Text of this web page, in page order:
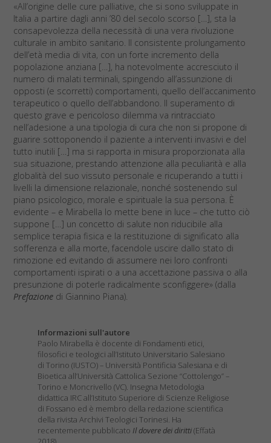
«All’origine delle cure palliative, che si sono sviluppate in
Italia a partire dagli anni ’80 del secolo scorso […], sta la
consapevolezza della necessità di una vera rivoluzione
culturale in ambito sanitario. Il consistente prolungamento
dell’età media di vita, con un forte incremento della
popolazione anziana […], ha notevolmente accresciuto il
numero di malati terminali, spingendo all’assunzione di
opposti (e scorretti) comportamenti, quello dell’accanimento
terapeutico o quello dell’abbandono. Il superamento di
questo grave e pericoloso dilemma va rintracciato
nell’adesione a una tipologia di cura che non si propone di
guarire sottoponendo il paziente a interventi invasivi e del
tutto inutili […] ma si rapporta in misura proporzionata alla
sua situazione, prestando attenzione alla peculiarità e alla
globalità del suo vissuto personale e ricuperando a tutti i
livelli la dimensione relazionale, nonché sostenendo sul
piano psicologico, morale e spirituale la sua persona. È
evidente – e Mirabella lo mette bene in luce – che tutto ciò
suppone […] un concetto di salute non riducibile alla
semplice terapia fisica e la restituzione di significato alla
sofferenza e alla morte, facendole uscire dallo stato di
rimozione ed evitando di assumere nei loro confronti
comportamenti ispirati o a una accettazione passiva o alla
presunzione di poterle radicalmente sconfiggere» (dalla
Prefazione di Giannino Piana).
Informazioni sull'autore
Paolo Mirabella è docente di Fondamenti etici,
filosofici e teologici all’Istituto Universitario Salesiano
di Torino (IUSTO) – Università Pontificia Salesiana e di
Bioetica all’Università Cattolica Sezione “Cottolengo” –
Torino e Moncrivello (VC). Insegna Metodologia
didattica IRC all’Istituto Superiore di Scienze Religiose
di Fossano ed è membro della redazione scientifica
della rivista Archivi Teologici Torinesi. Ha
recentemente pubblicato Il dovere dei diritti(Effatà